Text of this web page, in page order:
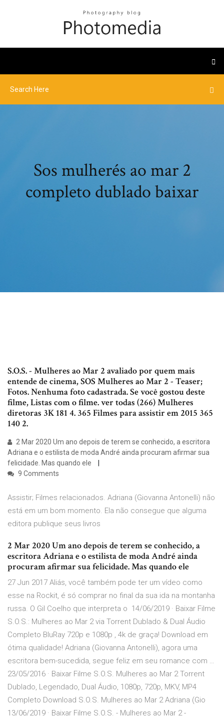
Sos mulherés ao mar 2
completo dublado baixar
S.O.S. - Mulheres ao Mar 2 avaliado por quem mais
entende de cinema, SOS Mulheres ao Mar 2 - Teaser;
Fotos. Nenhuma foto cadastrada. Se você gostou deste
filme, Listas com o filme. ver todas (266) Mulheres
diretoras 3K 181 4. 365 Filmes para assistir em 2015 365
140 2.
2 Mar 2020 Um ano depois de terem se conhecido, a escritora
Adriana e o estilista de moda André ainda procuram afirmar sua
felicidade. Mas quando ele
9 Comments
Assistir; Filmes relacionados. Adriana (Giovanna Antonelli) não
está em um bom momento. Ela não consegue que alguma
editora publique seus livros
2 Mar 2020 Um ano depois de terem se conhecido, a
escritora Adriana e o estilista de moda André ainda
procuram afirmar sua felicidade. Mas quando ele
27 Jun 2017 Aliás, você também pode ter um vídeo como
esse na Rockit, é só comprar no final da sua ida na montanha
russa. O Gil Coelho que interpreta o 14/06/2019 · Baixar Filme
S.O.S.: Mulheres ao Mar 2 via Torrent Dublado & Dual Áudio
Completo BluRay 720p e 1080p , 4k de graça! Download em
ótima qualidade! Adriana (Giovanna Antonelli), agora uma
escritora bem-sucedida, segue feliz em seu romance com …
23/05/2016 · Baixar Filme S.O.S. Mulheres ao Mar 2 Torrent
Dublado, Legendado, Dual Áudio, 1080p, 720p, MKV, MP4
Completo Download S.O.S. Mulheres ao Mar 2 Adriana (Gio
13/06/2019 · Baixar Filme S.O.S. - Mulheres ao Mar 2 -